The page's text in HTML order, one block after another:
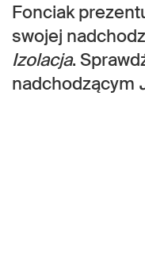
Fonciak
swojej
Izolacja.
nadchodzącym